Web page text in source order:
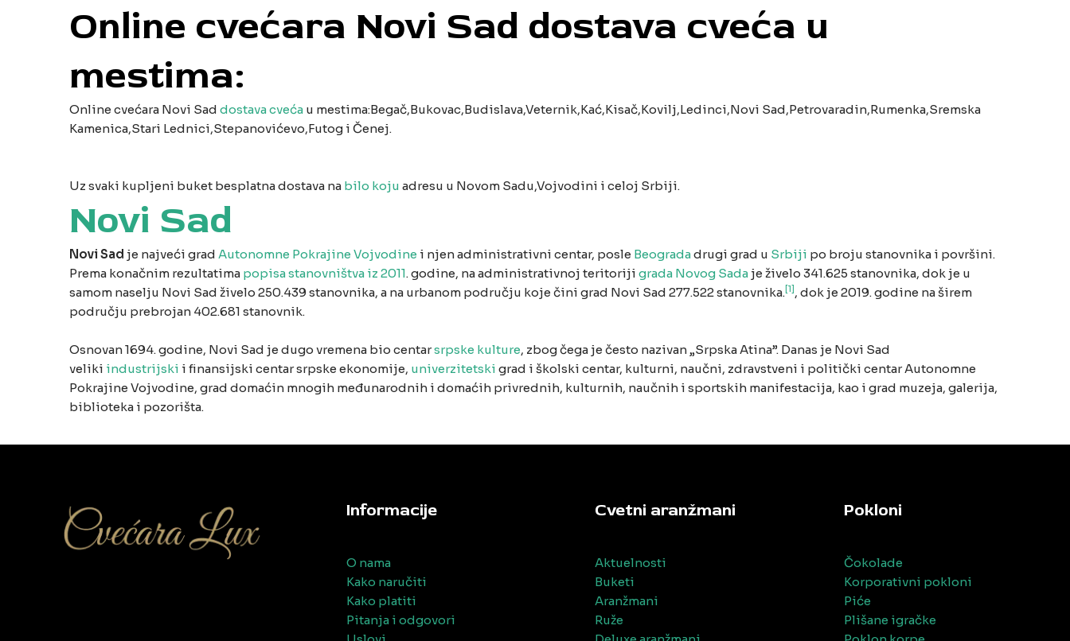
Online cvećara Novi Sad dostava cveća u
mestima:
Online cvećara Novi Sad dostava cveća u mestima:Begač,Bukovac,Budislava,Veternik,Kać,Kisač,Kovilj,Ledinci,Novi Sad,Petrovaradin,Rumenka,Sremska
Kamenica,Stari Lednici,Stepanovićevo,Futog i Čenej.
Uz svaki kupljeni buket besplatna dostava na bilo koju adresu u Novom Sadu,Vojvodini i celoj Srbiji.
Novi Sad
Novi Sad je najveći grad Autonomne Pokrajine Vojvodine i njen administrativni centar, posle Beogradadrugi grad u Srbiji po broju stanovnika i površini.
Prema konačnim rezultatima popisa stanovništva iz 2011. godine, na administrativnoj teritoriji grada Novog Sada je živelo 341.625 stanovnika, dok je u
samom naselju Novi Sad živelo 250.439 stanovnika, a na urbanom području koje čini grad Novi Sad 277.522 stanovnika. [1] , dok je 2019. godine na širem
području prebrojan 402.681 stanovnik.
Osnovan 1694. godine, Novi Sad je dugo vremena bio centarsrpske kulture, zbog čega je često nazivan „Srpska Atina”. Danas je Novi Sad
veliki industrijski i finansijski centar srpske ekonomije, univerzitetski grad i školski centar, kulturni, naučni, zdravstveni i politički centar Autonomne
Pokrajine Vojvodine, grad domaćin mnogih međunarodnih i domaćih privrednih, kulturnih, naučnih i sportskih manifestacija, kao i grad muzeja, galerija,
biblioteka i pozorišta.
Informacije
O nama
Kako naručiti
Kako platiti
Pitanja i odgovori
Cvetni aranžmani
Aktuelnosti
Buketi
Aranžmani
Ruže
Pokloni
Čokolade
Korporativni pokloni
Piće
Plišane igračke